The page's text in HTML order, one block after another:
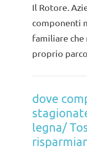
Il Rotore.
componenti
familiare che
proprio
dove
legna/